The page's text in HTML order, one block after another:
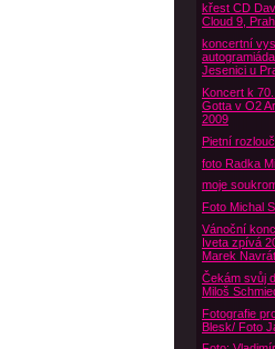
křest CD
Cloud 9,
koncertní
Jesenici u
Koncert k
Gotta v O2
2009
Pietní
foto Radka
moje
Foto Michal
Vánoční
Iveta zpívá
Marek
Čekám svůj
Miloš
Fotografie
Blesk/ Foto